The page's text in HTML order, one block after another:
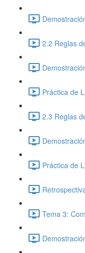
2.2 Reglas
Práctica de
2.3 Reglas
Práctica de
Tema 3: